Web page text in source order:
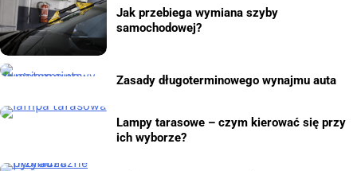
Jak przebiega wymiana szyby
samochodowej?
Zasady długoterminowego wynajmu auta
Lampy tarasowe – czym kierować się przy
ich wyborze?